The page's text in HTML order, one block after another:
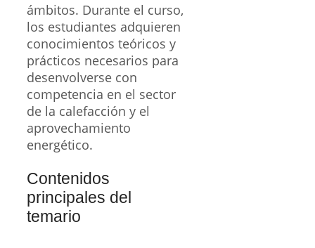
ámbitos. Durante el curso,
los estudiantes adquieren
conocimientos teóricos y
prácticos necesarios para
desenvolverse con
competencia en el sector
de la calefacción y el
aprovechamiento
energético.
Contenidos
principales del
temario